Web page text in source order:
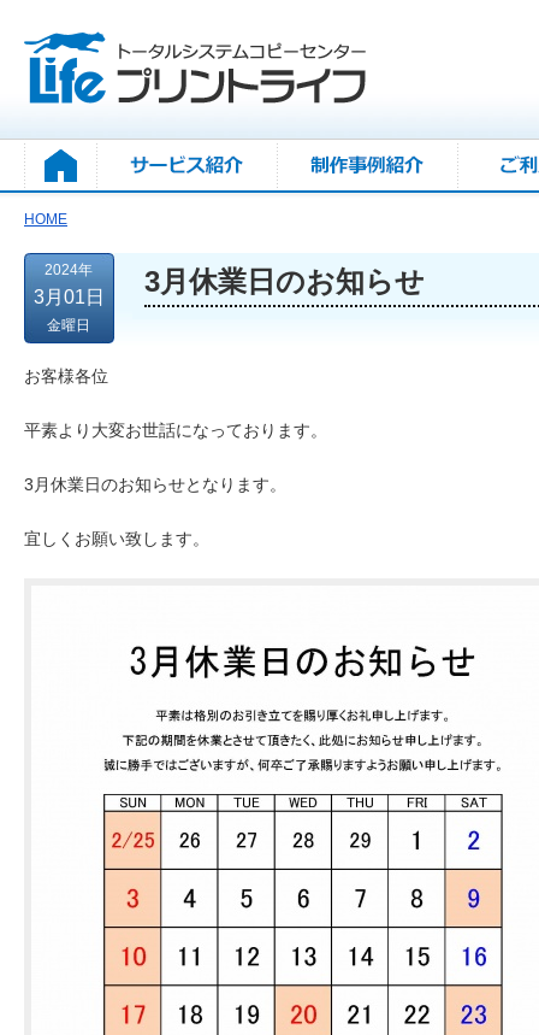
HOME
2024年
3月01日
金曜日
3月休業日のお知らせ
お客様各位
平素より大変お世話になっております。
3月休業日のお知らせとなります。
宜しくお願い致します。